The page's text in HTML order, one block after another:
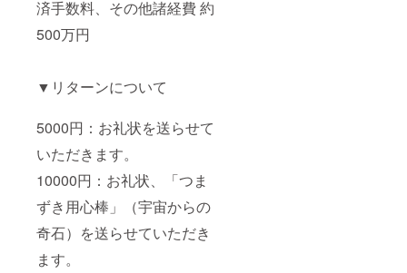
済手数料、その他諸経費 約
500万円
▼リターンについて
5000円：お礼状を送らせて
いただきます。
10000円：お礼状、「つま
ずき用心棒」（宇宙からの
奇石）を送らせていただき
ます。